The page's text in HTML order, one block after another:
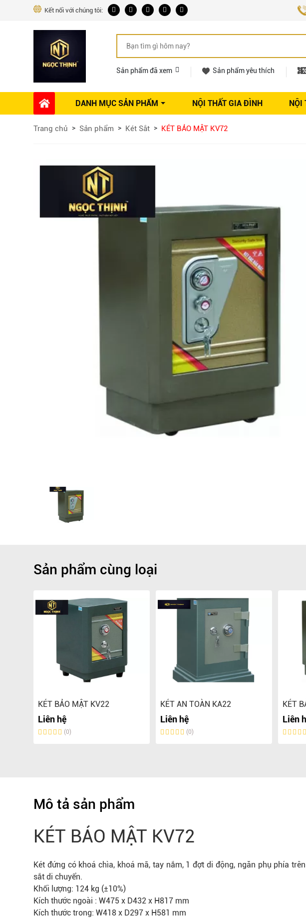
Kết nối với chúng tôi:
Sản phẩm đã xem Sản phẩm yêu thích
DANH MỤC SẢN PHẨM
Phụ kiện Nội thất
Ổ khóa tủ
Vòi rửa nhà bếp
Phụ kiện tủ áo
Phụ kiện tủ bếp trên
Thùng đựng gạo
NỘI THẤT GIA ĐÌNH NỘI
Dự án thi công Báo giá Nội thất
Trang chủ Sản phẩm Két Sắt KÉT BẢO MẬT KV72
Sản phẩm cùng loại
KÉT BẢO MẬT KV22
Liên hệ
(0)
KÉT AN TOÀN KA22
Liên hệ
(0)
KÉT
Liên
Mô tả sản phẩm
KÉT BẢO MẬT KV72
Két đứng có khoá chìa, khoá mã, tay nắm, 1 đợt di động, ngăn phụ phía
sắt di chuyển.
Khối lượng: 124 kg (±10%)
Kích thước ngoài : W475 x D432 x H817 mm
Kích thước trong: W418 x D297 x H581 mm